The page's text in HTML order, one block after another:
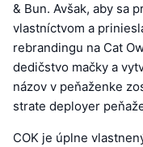
& Bun. Avšak, aby sa
vlastníctvom a
rebrandingu na Cat
dedičstvo mačky a
názov v peňaženke
strate deployer
COK je úplne